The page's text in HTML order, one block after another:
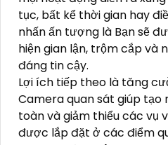
tục, bất kể thời gian hay
nhấn ấn tượng là Bạn sẽ
hiện gian lận, trộm cắp và
đáng tin cậy.
Lợi ích tiếp theo là tăng
Camera quan sát giúp
toàn và giảm thiểu các vụ
được lắp đặt ở các điểm